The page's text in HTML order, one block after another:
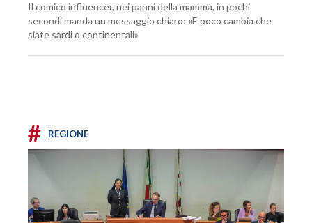
Il comico influencer, nei panni della mamma, in pochi
secondi manda un messaggio chiaro: «E poco cambia che
siate sardi o continentali»
# REGIONE